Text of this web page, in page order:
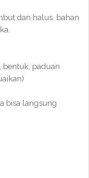
dan halus. bahan
bentuk, paduan
bisa langsung